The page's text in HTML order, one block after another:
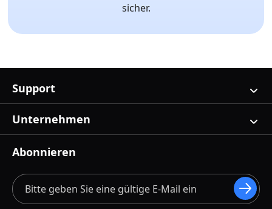
sicher.
Abonnieren
Support
Unternehmen